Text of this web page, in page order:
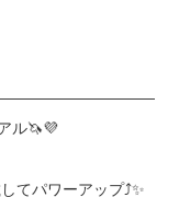
ル🦄💜
てパワーアップ⤴︎✨